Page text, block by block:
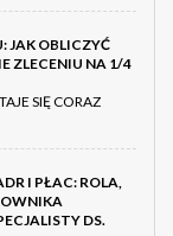
JAK OBLICZYĆ
ZLECENIU NA 1/4
SIĘ CORAZ
I PŁAC: ROLA,
DS.